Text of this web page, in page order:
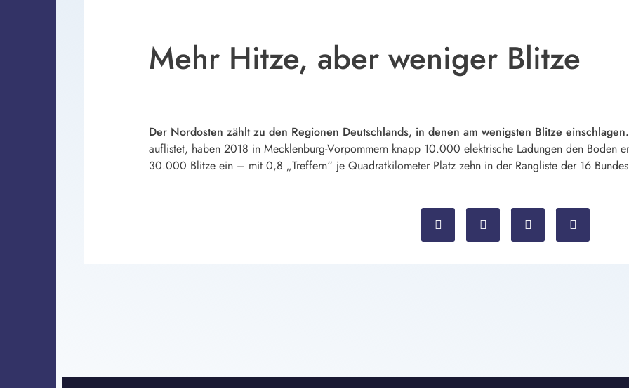
Mehr Hitze, aber weniger Blitze
Der Nordosten zählt zu den Regionen Deutschlands, in denen am wenigsten Blitze einschlagen.
auflistet, haben 2018 in Mecklenburg-Vorpommern knapp 10.000 elektrische Ladungen den Boden
30.000 Blitze ein – mit 0,8 „Treffern“ je Quadratkilometer Platz zehn in der Rangliste der 16